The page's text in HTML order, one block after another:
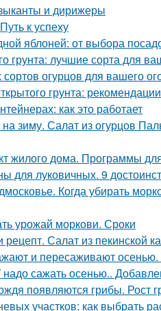
и дирижеры
к успеху
яблоней: от выбора
грунта: лучшие сорта для
огурцов для вашего
грунта:
как это работает
зиму. Салат из огурцов
жилого дома. Программы
для луковичных. 9
Когда убирать
урожай моркови. Сроки
рецепт. Салат из пекинской
и пересаживают
сажать осенью..
появляются грибы. Рост
участков: как выбрать